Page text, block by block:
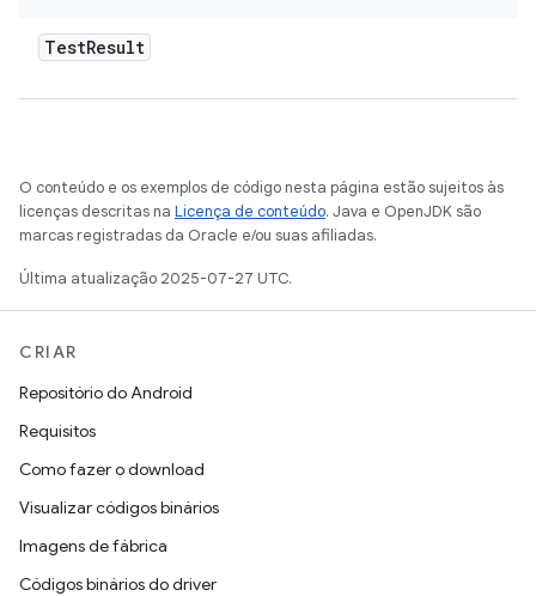
TestResult
O conteúdo e os exemplos de código nesta página estão sujeitos às
licenças descritas na Licença de conteúdo. Java e OpenJDK são
marcas registradas da Oracle e/ou suas afiliadas.
Última atualização 2025-07-27 UTC.
CRIAR
Repositório do Android
Requisitos
Como fazer o download
Visualizar códigos binários
Imagens de fábrica
Códigos binários do driver